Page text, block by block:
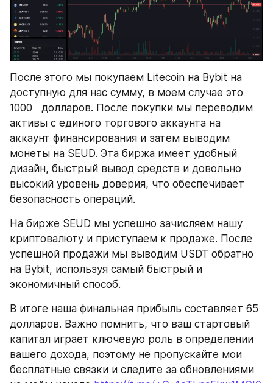
После этого мы покупаем Litecoin на Bybit на
доступную для нас сумму, в моем случае это
1000   долларов. После покупки мы переводим
активы с единого торгового аккаунта на
аккаунт финансирования и затем выводим
монеты на SEUD. Эта биржа имеет удобный
дизайн, быстрый вывод средств и довольно
высокий уровень доверия, что обеспечивает
безопасность операций.
На бирже SEUD мы успешно зачисляем нашу
криптовалюту и приступаем к продаже. После
успешной продажи мы выводим USDT обратно
на Bybit, используя самый быстрый и
экономичный способ.
В итоге наша финальная прибыль составляет 65
долларов. Важно помнить, что ваш стартовый
капитал играет ключевую роль в определении
вашего дохода, поэтому не пропускайте мои
бесплатные связки и следите за обновлениями